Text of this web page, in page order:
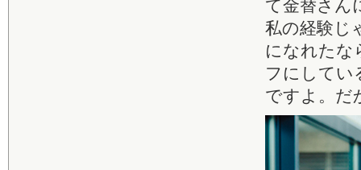
て金替さん
私の経験じ
になれたな
フにしてい
ですよ。だ